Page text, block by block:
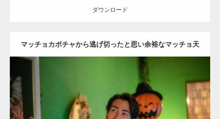
ダウンロード
マッチョカボチャから逃げ切ったと思い余裕なマッチョ天
Update: 2023.02.11
Category: ハロウィンのマッチョ その他
AKIHITO(細マッチョ)